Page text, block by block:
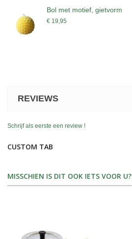
Bol met motief, gietvorm
€ 19,95
REVIEWS
Schrijf als eerste een review !
CUSTOM TAB
MISSCHIEN IS DIT OOK IETS VOOR U?